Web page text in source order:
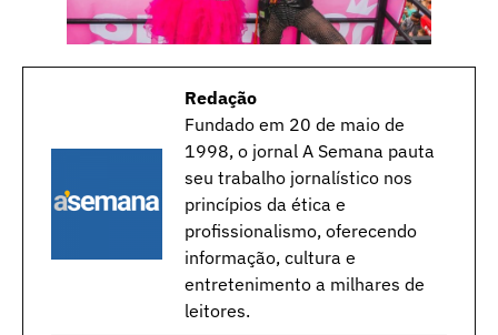
Redação
Fundado em 20 de maio de
1998, o jornal A Semana pauta
seu trabalho jornalístico nos
princípios da ética e
profissionalismo, oferecendo
informação, cultura e
entretenimento a milhares de
leitores.